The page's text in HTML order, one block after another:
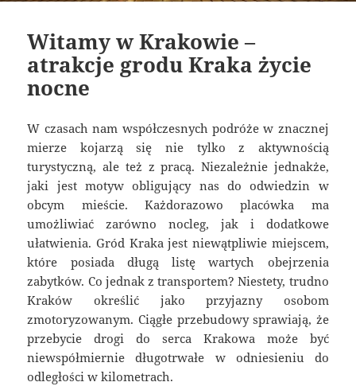
Witamy w Krakowie –
atrakcje grodu Kraka życie
nocne
W czasach nam współczesnych podróże w znacznej
mierze kojarzą się nie tylko z aktywnością
turystyczną, ale też z pracą. Niezależnie jednakże,
jaki jest motyw obligujący nas do odwiedzin w
obcym mieście. Każdorazowo placówka ma
umożliwiać zarówno nocleg, jak i dodatkowe
ułatwienia. Gród Kraka jest niewątpliwie miejscem,
które posiada długą listę wartych obejrzenia
zabytków. Co jednak z transportem? Niestety, trudno
Kraków określić jako przyjazny osobom
zmotoryzowanym. Ciągłe przebudowy sprawiają, że
przebycie drogi do serca Krakowa może być
niewspółmiernie długotrwałe w odniesieniu do
odległości w kilometrach.